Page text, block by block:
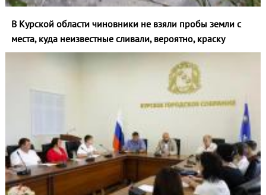
В Курской области чиновники не взяли пробы земли с
места, куда неизвестные сливали, вероятно, краску